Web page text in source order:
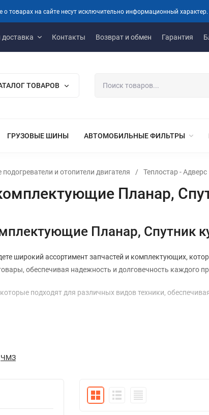
о товарах на сайте несут исключительно информационный
Контакты Возврат и обмен Гарантия
ТОВАРОВ
ГРУЗОВЫЕ ШИНЫ АВТОМОБИЛЬНЫЕ ФИЛЬТРЫ
и отопители двигателя / Теплостар - Адверс
Планар,
Планар, Спутник
широкий ассортимент запчастей и комплектующих,
обеспечивая надежность и долговечность каждого
подходят для различных видов техники,
В нашем каталоге представлено множество наименований,
Быстрая обработка и доставка заказов — наш приоритет.
ЧМЗ